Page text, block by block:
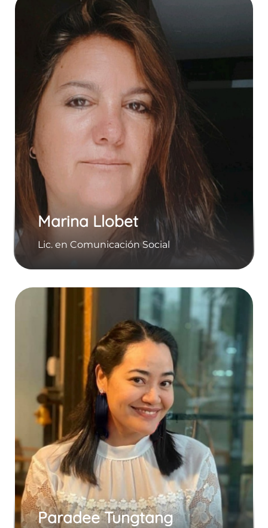
Marina Llobet
Lic. en Comunicaciо́n Social
Paradee Tungtang